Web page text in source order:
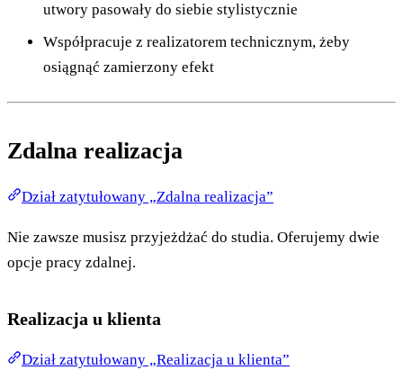
utwory pasowały do siebie stylistycznie
Współpracuje z realizatorem technicznym, żeby
osiągnąć zamierzony efekt
Zdalna realizacja
Dział zatytułowany „Zdalna realizacja”
Nie zawsze musisz przyjeżdżać do studia. Oferujemy dwie
opcje pracy zdalnej.
Realizacja u klienta
Dział zatytułowany „Realizacja u klienta”